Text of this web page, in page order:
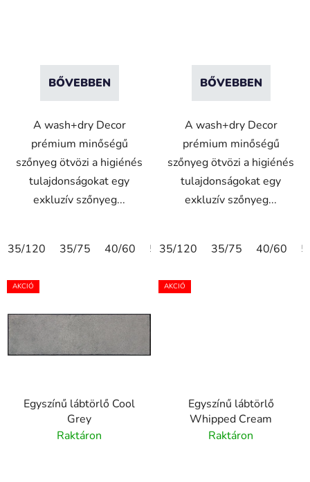
BŐVEBBEN
A wash+dry Decor
prémium minőségű
szőnyeg ötvözi a higiénés
tulajdonságokat egy
exkluzív szőnyeg...
35/120 35/75 40/60 50/75 60/90 60/180
BŐVEBBEN
A wash+dry Decor
prémium minőségű
szőnyeg ötvözi a higiénés
tulajdonságokat egy
exkluzív szőnyeg...
35/120 35/75 40/60
AKCIÓ
Egyszínű lábtörlő Cool
Grey
Raktáron
AKCIÓ
Egyszínű lábtörlő
Whipped Cream
Raktáron